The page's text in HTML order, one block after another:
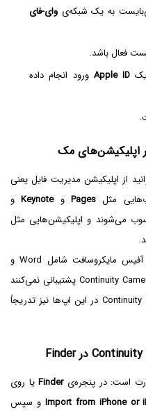
به یک شبکه‌ی وای-فای
فعال باشد.
Apple ID ورود انجام داده
مثلPages وKeynoteو
می‌شوند و اپلیکیشن‌هایی مثل
در حال حاضر اپلیکیشن‌های جانبی مثل آفیس مایکروسافت شامل Word و
Excel و دیگر نرم‌افزارها از قابلیت جدید Continuity Camera پشتیبانی نمی‌کنند
اما در آینده‌ی نزدیک پشتیبانی از Continuity Camera در این اپ‌ها نیز تدریجاً
Finderیا روی
Import from iPhone or و سپس